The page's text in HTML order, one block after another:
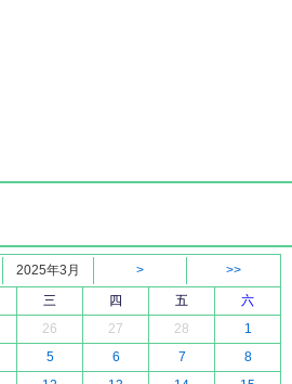
2025年3月 >
>>
三 四 五
六
26 27 28
1
5 6 7
8